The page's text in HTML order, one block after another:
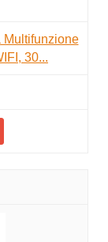
Multifunzione
30...